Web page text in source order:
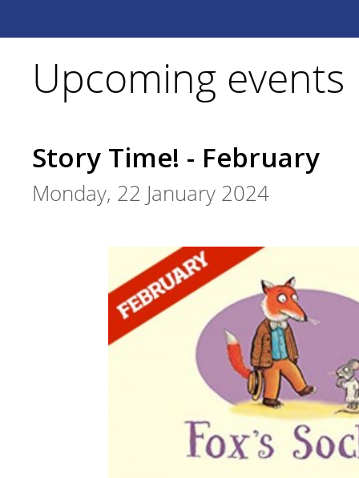
Upcoming events
Story Time! - February
Monday, 22 January 2024